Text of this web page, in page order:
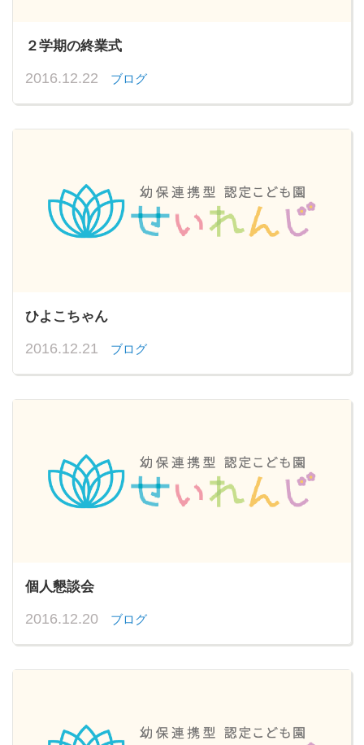
２学期の終業式
2016.12.22 ブログ
ひよこちゃん
2016.12.21 ブログ
個人懇談会
2016.12.20 ブログ